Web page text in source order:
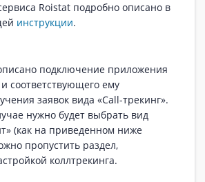
Roistat подробно описано в
инструкции.
подключение приложения
соответствующего ему
заявок вида «Call-трекинг».
нужно будет выбрать вид
(как на приведенном ниже
пропустить раздел,
коллтрекинга.